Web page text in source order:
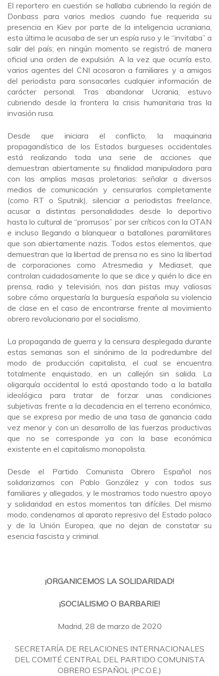
El reportero en cuestión se hallaba cubriendo la región de
Donbass para varios medios cuando fue requerida su
presencia en Kiev por parte de la inteligencia ucraniana,
esta última le acusaba de ser un espía ruso y le “invitaba” a
salir del país; en ningún momento se registró de manera
oficial una orden de expulsión. A la vez que ocurría esto,
varios agentes del CNI acosaron a familiares y a amigos
del periodista para sonsacarles cualquier información de
carácter personal. Tras abandonar Ucrania, estuvo
cubriendo desde la frontera la crisis humanitaria tras la
invasión rusa.
Desde que iniciara el conflicto, la maquinaria
propagandística de los Estados burgueses occidentales
está realizando toda una serie de acciones que
demuestran abiertamente su finalidad manipuladora para
con las amplias masas proletarias: señalar a diversos
medios de comunicación y censurarlos completamente
(como RT o Sputnik), silenciar a periodistas freelance,
acusar a distintas personalidades desde lo deportivo
hasta lo cultural de “prorrusos” por ser críticos con la OTAN
e incluso llegando a blanquear a batallones paramilitares
que son abiertamente nazis. Todos estos elementos, que
demuestran que la libertad de prensa no es sino la libertad
de corporaciones como Atresmedia y Mediaset, que
controlan cuidadosamente lo que se dice y quién lo dice en
prensa, radio y televisión, nos dan pistas muy valiosas
sobre cómo orquestaría la burguesía española su violencia
de clase en el caso de encontrarse frente al movimiento
obrero revolucionario por el socialismo.
La propaganda de guerra y la censura desplegada durante
estas semanas son el sinónimo de la podredumbre del
modo de producción capitalista, el cual se encuentra
totalmente enquistado, en un callejón sin salida. La
oligarquía occidental lo está apostando todo a la batalla
ideológica para tratar de forzar unas condiciones
subjetivas frente a la decadencia en el terreno económico,
que se expresa por medio de una tasa de ganancia cada
vez menor y con un desarrollo de las fuerzas productivas
que no se corresponde ya con la base económica
existente en el capitalismo monopolista.
Desde el Partido Comunista Obrero Español nos
solidarizamos con Pablo González y con todos sus
familiares y allegados, y le mostramos todo nuestro apoyo
y solidaridad en estos momentos tan difíciles. Del mismo
modo, condenamos al aparato represivo del Estado polaco
y de la Unión Europea, que no dejan de constatar su
esencia fascista y criminal.
¡ORGANICEMOS LA SOLIDARIDAD!
¡SOCIALISMO O BARBARIE!
Madrid, 28 de marzo de 2020
SECRETARÍA DE RELACIONES INTERNACIONALES
DEL COMITÉ CENTRAL DEL PARTIDO COMUNISTA
OBRERO ESPAÑOL (P.C.O.E.)